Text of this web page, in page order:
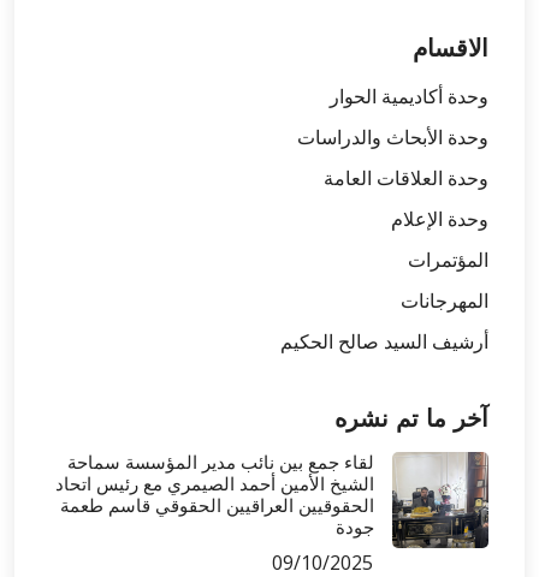
الاقسام
وحدة أكاديمية الحوار
وحدة الأبحاث والدراسات
وحدة العلاقات العامة
وحدة الإعلام
المؤتمرات
المهرجانات
أرشيف السيد صالح الحكيم
آخر ما تم نشره
لقاء جمع بين نائب مدير المؤسسة سماحة
الشيخ الأمين أحمد الصيمري مع رئيس اتحاد
الحقوقيين العراقيين الحقوقي قاسم طعمة
جودة
09/10/2025